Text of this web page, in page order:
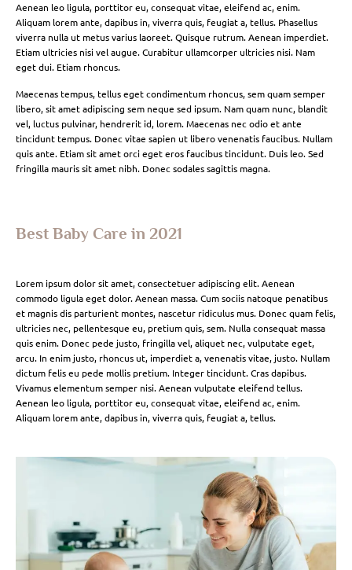
Aenean leo ligula, porttitor eu, consequat vitae, eleifend ac, enim.
Aliquam lorem ante, dapibus in, viverra quis, feugiat a, tellus. Phasellus
viverra nulla ut metus varius laoreet. Quisque rutrum. Aenean imperdiet.
Etiam ultricies nisi vel augue. Curabitur ullamcorper ultricies nisi. Nam
eget dui. Etiam rhoncus.
Maecenas tempus, tellus eget condimentum rhoncus, sem quam semper
libero, sit amet adipiscing sem neque sed ipsum. Nam quam nunc, blandit
vel, luctus pulvinar, hendrerit id, lorem. Maecenas nec odio et ante
tincidunt tempus. Donec vitae sapien ut libero venenatis faucibus. Nullam
quis ante. Etiam sit amet orci eget eros faucibus tincidunt. Duis leo. Sed
fringilla mauris sit amet nibh. Donec sodales sagittis magna.
Best Baby Care in 2021
Lorem ipsum dolor sit amet, consectetuer adipiscing elit. Aenean
commodo ligula eget dolor. Aenean massa. Cum sociis natoque penatibus
et magnis dis parturient montes, nascetur ridiculus mus. Donec quam felis,
ultricies nec, pellentesque eu, pretium quis, sem. Nulla consequat massa
quis enim. Donec pede justo, fringilla vel, aliquet nec, vulputate eget,
arcu. In enim justo, rhoncus ut, imperdiet a, venenatis vitae, justo. Nullam
dictum felis eu pede mollis pretium. Integer tincidunt. Cras dapibus.
Vivamus elementum semper nisi. Aenean vulputate eleifend tellus.
Aenean leo ligula, porttitor eu, consequat vitae, eleifend ac, enim.
Aliquam lorem ante, dapibus in, viverra quis, feugiat a, tellus.